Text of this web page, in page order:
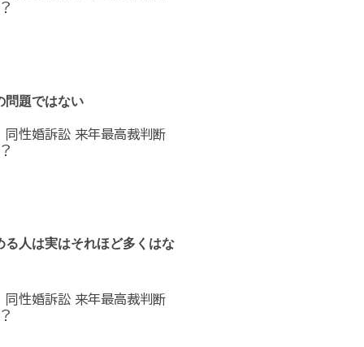
問題ではない
性婚訴訟 来年最高裁判断
人は実はそれほど多くはな
性婚訴訟 来年最高裁判断